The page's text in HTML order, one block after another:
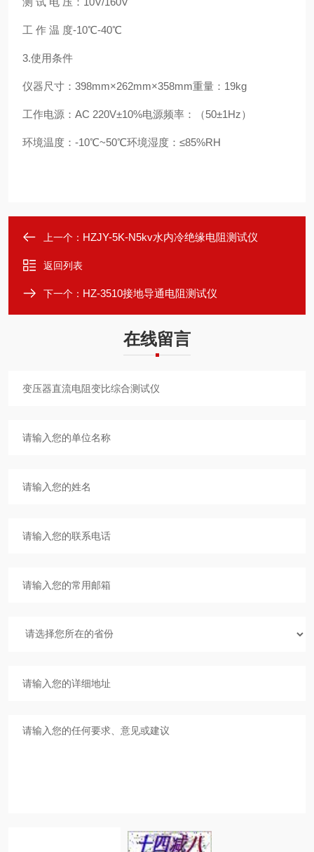
工 作 温 度-10℃-40℃
3.使用条件
仪器尺寸：398mm×262mm×358mm重量：19kg
工作电源：AC 220V±10%电源频率：（50±1Hz）
环境温度：-10℃~50℃环境湿度：≤85%RH
上一个： HZJY-5K-N5kv水内冷绝缘电阻测试仪
返回列表
下一个： HZ-3510接地导通电阻测试仪
在线留言